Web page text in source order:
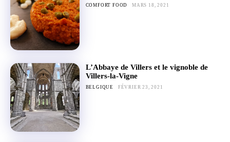
COMFORT FOOD MARS 18, 2021
L’Abbaye de Villers et le vignoble de
Villers-la-Vigne
BELGIQUE FÉVRIER 23, 2021